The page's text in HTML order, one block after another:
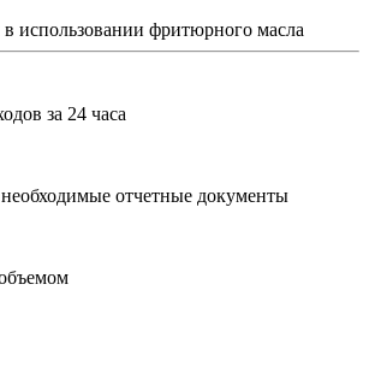
использовании фритюрного масла
за 24 часа
отчетные документы